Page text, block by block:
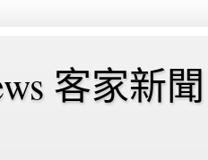
客家新聞